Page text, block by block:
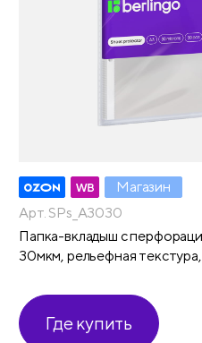
Магазин
Арт. SPs_A3030
Папка-вкладыш с
30мкм, рельефная
Где купить